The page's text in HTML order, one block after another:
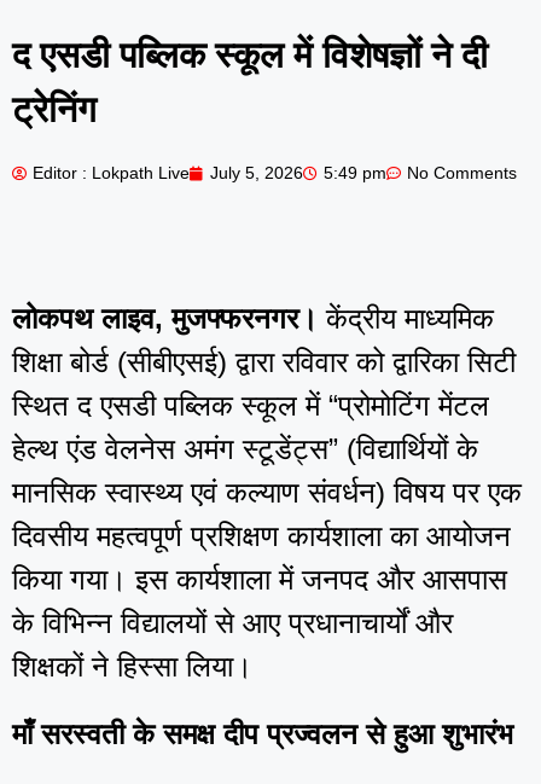
द एसडी पब्लिक स्कूल में विशेषज्ञों ने दी
ट्रेनिंग
Editor : Lokpath Live July 5, 2026 5:49 pm No Comments
लोकपथ लाइव, मुजफ्फरनगर। केंद्रीय माध्यमिक
शिक्षा बोर्ड (सीबीएसई) द्वारा रविवार को द्वारिका सिटी
स्थित द एसडी पब्लिक स्कूल में “प्रोमोटिंग मेंटल
हेल्थ एंड वेलनेस अमंग स्टूडेंट्स” (विद्यार्थियों के
मानसिक स्वास्थ्य एवं कल्याण संवर्धन) विषय पर एक
दिवसीय महत्वपूर्ण प्रशिक्षण कार्यशाला का आयोजन
किया गया। इस कार्यशाला में जनपद और आसपास
के विभिन्न विद्यालयों से आए प्रधानाचार्यों और
शिक्षकों ने हिस्सा लिया।
माँ सरस्वती के समक्ष दीप प्रज्वलन से हुआ शुभारंभ